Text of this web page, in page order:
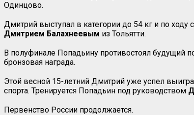
Одинцово.
Дмитрий выступал в категории до 54 кг и по
Дмитрием Балахнеевым из Тольятти.
В полуфинале Попадьину противостоял будущий
бронзовая награда.
Этой весной 15-летний Дмитрий уже успел
спорта. Тренируется Попадьин под руководством
Первенство России продолжается.